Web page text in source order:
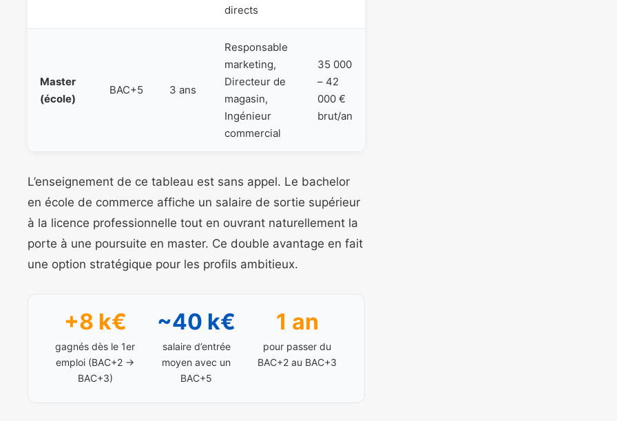
directs
Master
(école)
BAC+5 3 ans
Responsable
marketing,
Directeur de
magasin,
Ingénieur
commercial
35 000
– 42
000 €
brut/an
L’enseignement de ce tableau est sans appel. Le bachelor
en école de commerce affiche un salaire de sortie supérieur
à la licence professionnelle tout en ouvrant naturellement la
porte à une poursuite en master. Ce double avantage en fait
une option stratégique pour les profils ambitieux.
+8 k€
gagnés dès le 1er
emploi (BAC+2 →
BAC+3)
~40 k€
salaire d’entrée
moyen avec un
BAC+5
1 an
pour passer du
BAC+2 au BAC+3